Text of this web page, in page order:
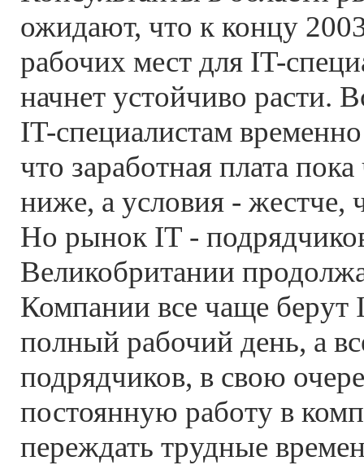
ожидают, что к концу
рабочих мест для IT-
начнет устойчиво расти.
IT-специалистам
что заработная плата
ниже, а условия - жестче,
Но рынок IT -
Великобритании
Компании все чаще берут
полный рабочий день, а
подрядчиков, в свою
постоянную работу в
переждать трудные